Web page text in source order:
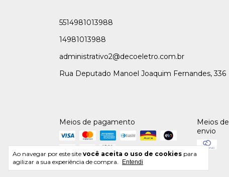
Ao navegar por este site você aceita o uso de cookies para
agilizar a sua experiência de compra.
Entendi
5514981013988
14981013988
administrativo2@decoeletro.com.br
Rua Deputado Manoel Joaquim Fernandes, 336
Meios de pagamento
Meios de
envio